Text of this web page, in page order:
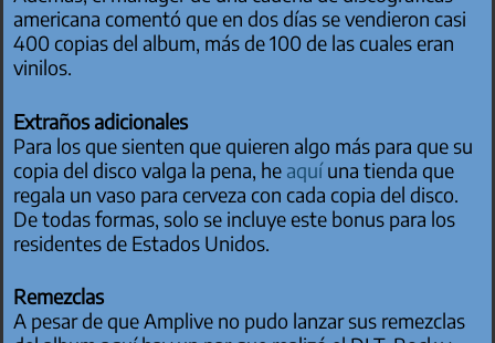
americana comentó que en dos días se vendieron casi
400 copias del album, más de 100 de las cuales eran
vinilos.
Extraños adicionales
Para los que sienten que quieren algo más para que su
copia del disco valga la pena, he aquíuna tienda que
regala un vaso para cerveza con cada copia del disco.
De todas formas, solo se incluye este bonus para los
residentes de Estados Unidos.
Remezclas
A pesar de que Amplive no pudo lanzar sus remezclas